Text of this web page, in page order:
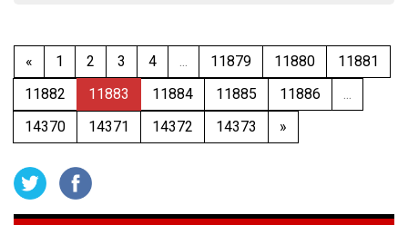
« 1 2 3 4 ... 11879 11880
11881
11882
11883 11884 11885 11886
...
14370
14371 14372 14373 »